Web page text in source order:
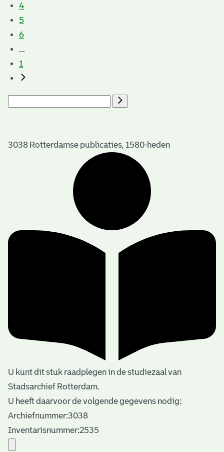
4
5
6
...
1
3038 Rotterdamse publicaties, 1580-heden
U kunt dit stuk raadplegen in de studiezaal van
Stadsarchief Rotterdam.
U heeft daarvoor de volgende gegevens nodig:
Archiefnummer:3038
Inventarisnummer:2535